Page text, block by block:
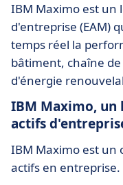
IBM Maximo est un
d'entreprise (EAM)
temps réel la
bâtiment, chaîne
d'énergie
IBM Maximo, un
actifs
IBM Maximo est un
actifs en